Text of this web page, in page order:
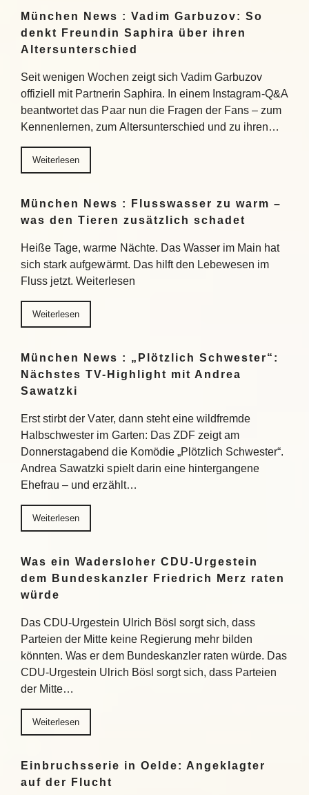
München News : Vadim Garbuzov: So
denkt Freundin Saphira über ihren
Altersunterschied
Seit wenigen Wochen zeigt sich Vadim Garbuzov
offiziell mit Partnerin Saphira. In einem Instagram-Q&A
beantwortet das Paar nun die Fragen der Fans – zum
Kennenlernen, zum Altersunterschied und zu ihren…
Weiterlesen
München News : Flusswasser zu warm –
was den Tieren zusätzlich schadet
Heiße Tage, warme Nächte. Das Wasser im Main hat
sich stark aufgewärmt. Das hilft den Lebewesen im
Fluss jetzt. Weiterlesen
Weiterlesen
München News : „Plötzlich Schwester“:
Nächstes TV-Highlight mit Andrea
Sawatzki
Erst stirbt der Vater, dann steht eine wildfremde
Halbschwester im Garten: Das ZDF zeigt am
Donnerstagabend die Komödie „Plötzlich Schwester“.
Andrea Sawatzki spielt darin eine hintergangene
Ehefrau – und erzählt…
Weiterlesen
Was ein Wadersloher CDU-Urgestein
dem Bundeskanzler Friedrich Merz raten
würde
Das CDU-Urgestein Ulrich Bösl sorgt sich, dass
Parteien der Mitte keine Regierung mehr bilden
könnten. Was er dem Bundeskanzler raten würde. Das
CDU-Urgestein Ulrich Bösl sorgt sich, dass Parteien
der Mitte…
Weiterlesen
Einbruchsserie in Oelde: Angeklagter
auf der Flucht